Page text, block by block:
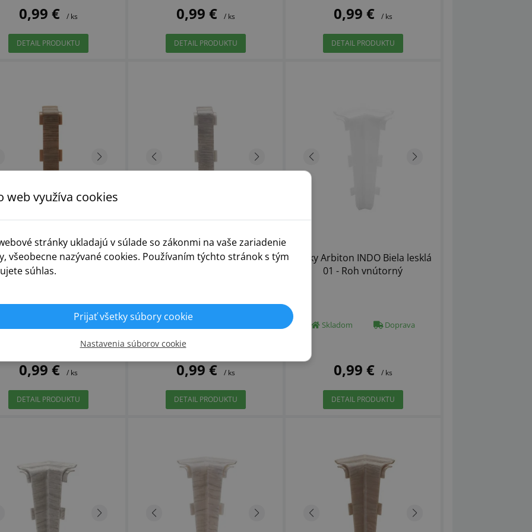
0,99 € / ks
DETAIL PRODUKTU
0,99 € / ks
DETAIL PRODUKTU
0,99 € / ks
DETAIL PRODUKTU
Arbiton INDO Dub Tmavý
12 - Spojka
Doprava
0,99 € / ks
DETAIL PRODUKTU
Prvky Arbiton INDO Dub
0,99 € / ks
DETAIL PRODUKTU
Prvky Arbiton INDO Biela lesklá
01 - Roh vnútorný
Skladom Doprava
0,99 € / ks
DETAIL PRODUKTU
web využíva cookies
stránky ukladajú v súlade so zákonmi na vaše zariadenie
všeobecne nazývané cookies. Používaním týchto stránok s tým
súhlas.
Prijať všetky súbory cookie
Nastavenia súborov cookie